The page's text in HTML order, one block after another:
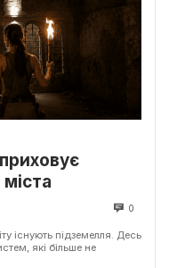
0
існують підземелля. Десь
які більше не